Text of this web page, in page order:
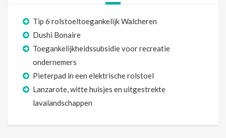
Tip 6 rolstoeltoegankelijk Walcheren
Dushi Bonaire
Toegankelijkheidssubsidie voor recreatie
ondernemers
Pieterpad in een elektrische rolstoel
Lanzarote, witte huisjes en uitgestrekte
lavalandschappen